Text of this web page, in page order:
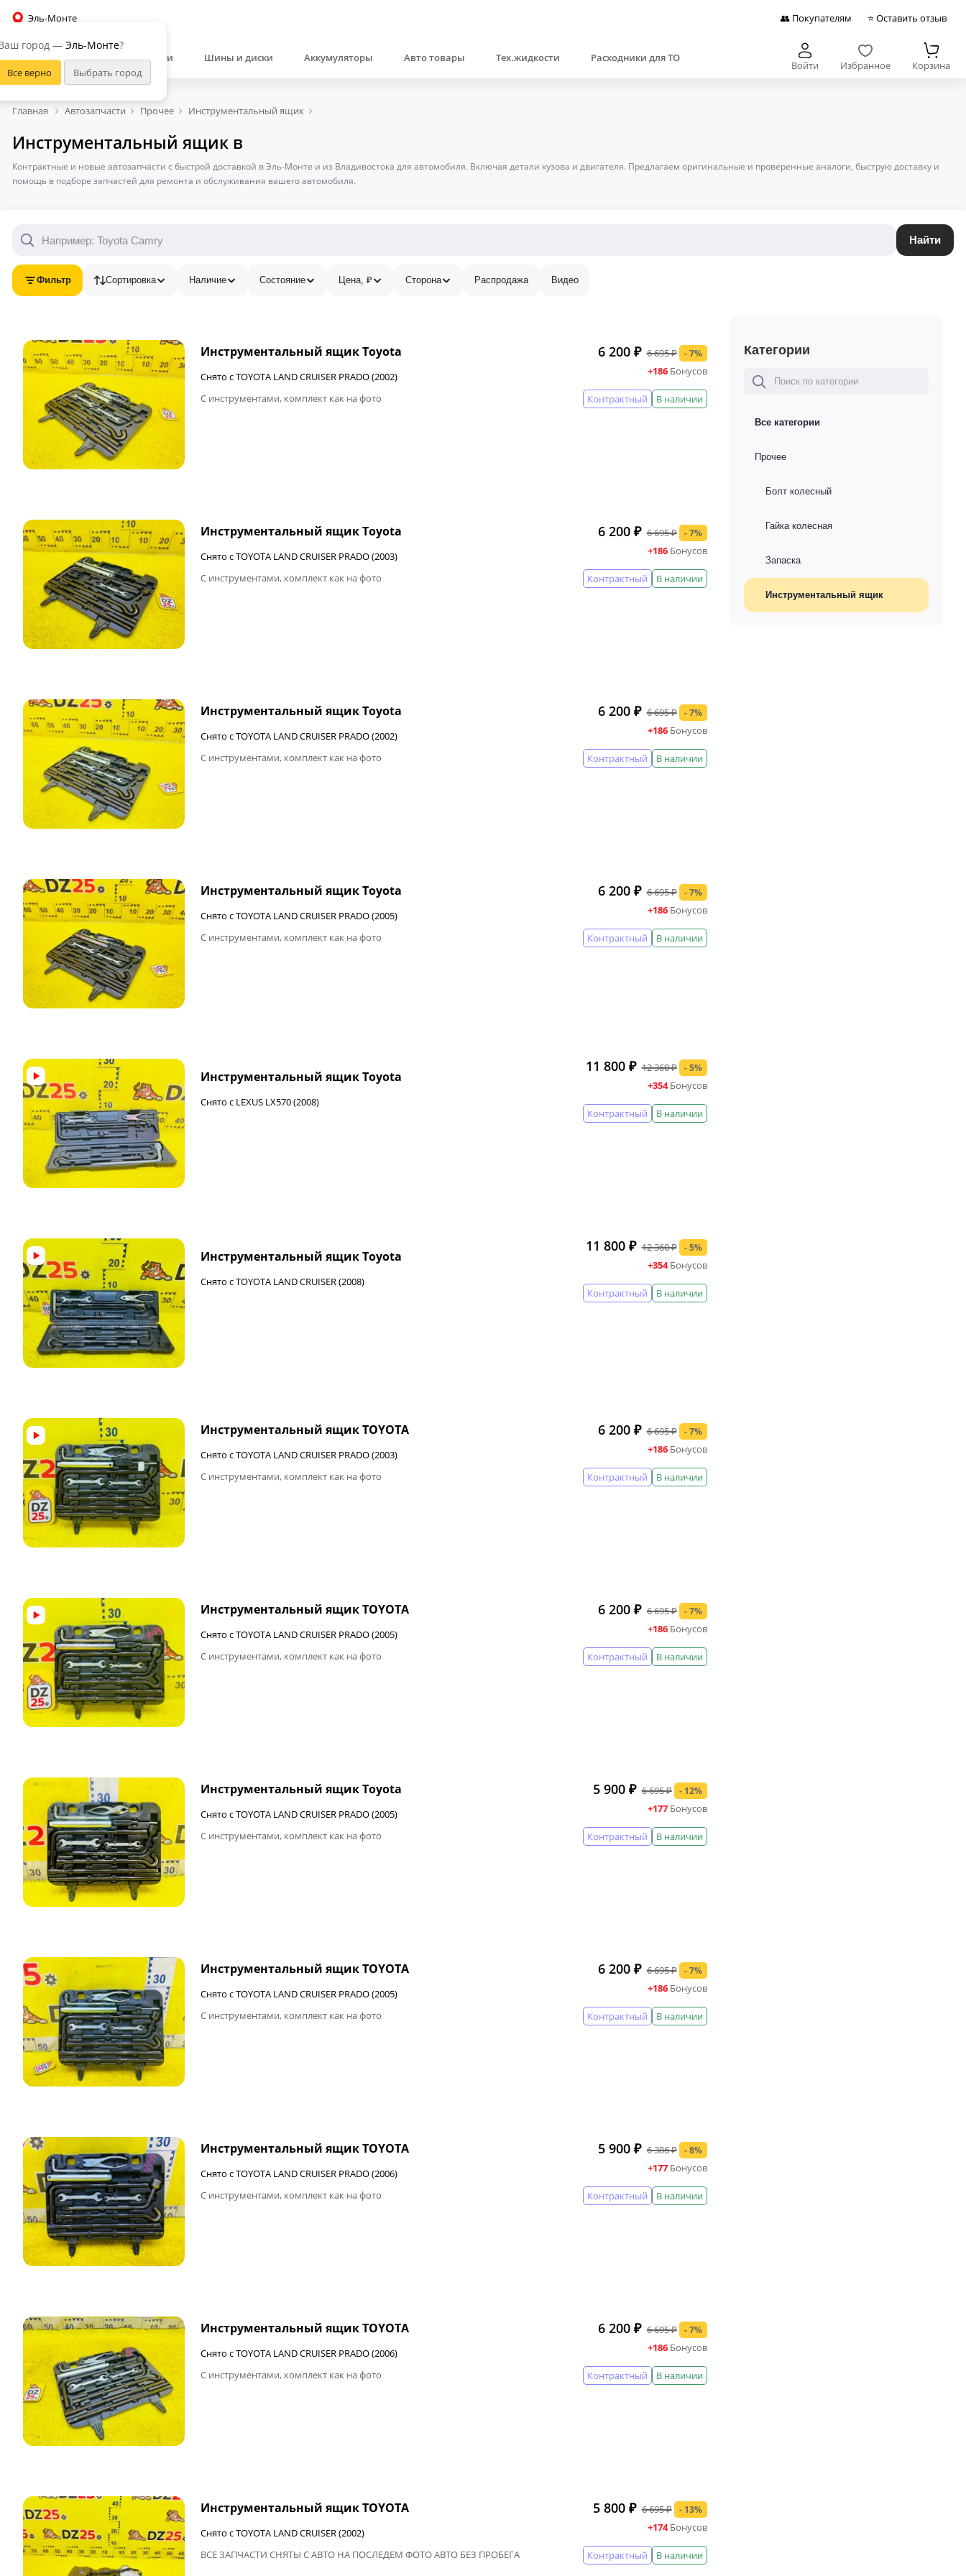
Эль-Монте
город — Эль-Монте?
👥 Покупателям ⭐ Оставить отзыв
Автозапчасти Шины и диски Аккумуляторы Авто товары Тех.жидкости Расходники для ТО
Войти Избранное Корзина
Главная Автозапчасти Прочее Инструментальный ящик
Инструментальный ящик в
Контрактные и новые автозапчасти с быстрой доставкой в Эль-Монте и из Владивостока для автомобиля. Включая детали кузова и двигателя. Предлагаем оригинальные и проверенные аналоги, быструю доставку и
помощь в подборе запчастей для ремонта и обслуживания вашего автомобиля.
Найти
Фильтр Сортировка Наличие Состояние Цена, ₽ Сторона Распродажа Видео
Инструментальный ящик Toyota
Снято с TOYOTA LAND CRUISER PRADO (2002)
С инструментами, комплект как на фото
6 200 ₽ 6 695 ₽
- 7%
+186Бонусов
В наличии
Контрактный
Инструментальный ящик Toyota
Снято с TOYOTA LAND CRUISER PRADO (2003)
С инструментами, комплект как на фото
6 200 ₽ 6 695 ₽
- 7%
+186Бонусов
В наличии
Контрактный
Инструментальный ящик Toyota
Снято с TOYOTA LAND CRUISER PRADO (2002)
С инструментами, комплект как на фото
6 200 ₽ 6 695 ₽
- 7%
+186Бонусов
В наличии
Контрактный
Инструментальный ящик Toyota
Снято с TOYOTA LAND CRUISER PRADO (2005)
С инструментами, комплект как на фото
6 200 ₽ 6 695 ₽
- 7%
+186Бонусов
В наличии
Контрактный
Инструментальный ящик Toyota
Снято с LEXUS LX570 (2008)
11 800 ₽ 12 360 ₽
- 5%
+354Бонусов
В наличии
Контрактный
Инструментальный ящик Toyota
Снято с TOYOTA LAND CRUISER (2008)
11 800 ₽ 12 360 ₽
- 5%
+354Бонусов
В наличии
Контрактный
Инструментальный ящик TOYOTA
Снято с TOYOTA LAND CRUISER PRADO (2003)
С инструментами, комплект как на фото
6 200 ₽ 6 695 ₽
- 7%
+186Бонусов
В наличии
Контрактный
Инструментальный ящик TOYOTA
Снято с TOYOTA LAND CRUISER PRADO (2005)
С инструментами, комплект как на фото
6 200 ₽ 6 695 ₽
- 7%
+186Бонусов
В наличии
Контрактный
Инструментальный ящик Toyota
Снято с TOYOTA LAND CRUISER PRADO (2005)
С инструментами, комплект как на фото
5 900 ₽ 6 695 ₽
- 12%
+177Бонусов
В наличии
Контрактный
Инструментальный ящик TOYOTA
Снято с TOYOTA LAND CRUISER PRADO (2005)
С инструментами, комплект как на фото
6 200 ₽ 6 695 ₽
- 7%
+186Бонусов
В наличии
Контрактный
Инструментальный ящик TOYOTA
Снято с TOYOTA LAND CRUISER PRADO (2006)
С инструментами, комплект как на фото
5 900 ₽ 6 386 ₽
- 8%
+177Бонусов
В наличии
Контрактный
Инструментальный ящик TOYOTA
Снято с TOYOTA LAND CRUISER PRADO (2006)
С инструментами, комплект как на фото
6 200 ₽ 6 695 ₽
- 7%
+186Бонусов
В наличии
Контрактный
Инструментальный ящик TOYOTA
Снято с TOYOTA LAND CRUISER (2002)
ВСЕ ЗАПЧАСТИ СНЯТЫ С АВТО НА ПОСЛЕДЕМ ФОТО АВТО БЕЗ ПРОБЕГА
5 800 ₽ 6 695 ₽
- 13%
+174Бонусов
В наличии
Контрактный
Категории
Все категории
Прочее
Болт колесный
Гайка колесная
Запаска
Инструментальный ящик